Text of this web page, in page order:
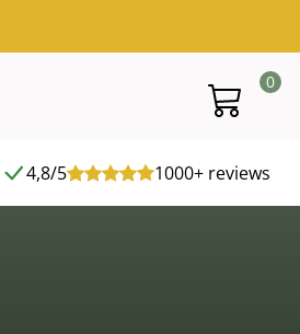
0
4,8/5 1000+ reviews